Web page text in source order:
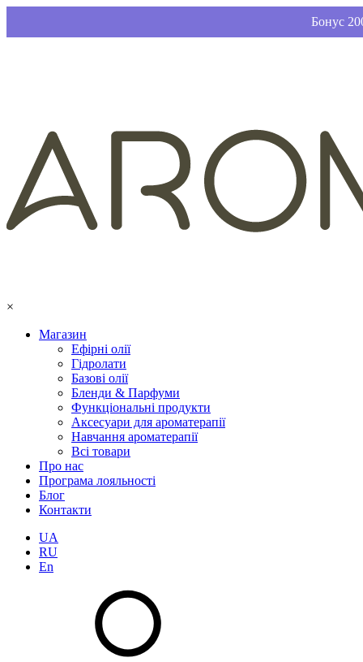
Бонус
×
Магазин
Ефірні олії
Гідролати
Базові олії
Бленди & Парфуми
Функціональні продукти
Аксесуари для ароматерапії
Навчання ароматерапії
Всі товари
Про нас
Програма лояльності
Блог
Контакти
UA
RU
En